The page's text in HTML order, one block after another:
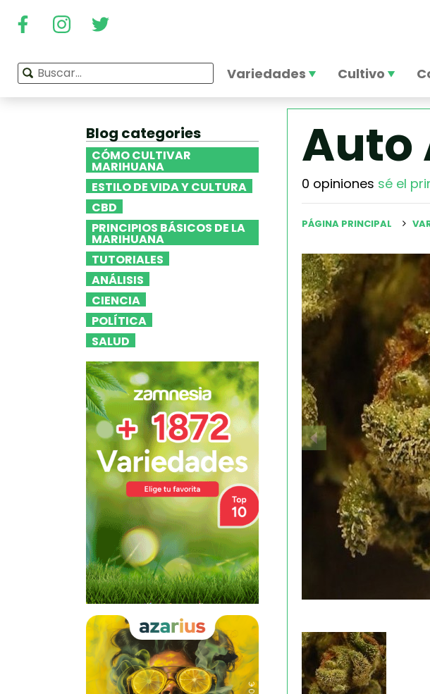
Variedades Cultivo
Blog categories
CÓMO CULTIVAR
MARIHUANA
ESTILO DE VIDA Y CULTURA
CBD
PRINCIPIOS BÁSICOS DE LA
MARIHUANA
TUTORIALES
ANÁLISIS
CIENCIA
POLÍTICA
SALUD
Auto
0 opiniones sé el
PÁGINA PRINCIPAL